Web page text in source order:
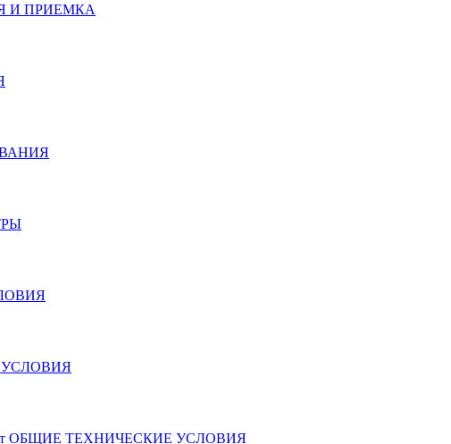
И ПРИЕМКА
УСЛОВИЯ
ОБЩИЕ ТЕХНИЧЕСКИЕ УСЛОВИЯ